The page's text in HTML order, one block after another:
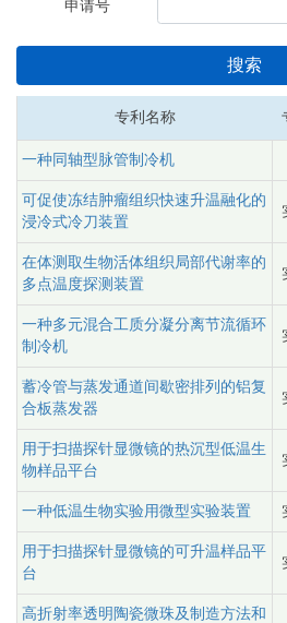
申请号
搜索
专利名称
一种同轴型脉管制冷机
可促使冻结肿瘤组织快速升温融化的
浸冷式冷刀装置
在体测取生物活体组织局部代谢率的
多点温度探测装置
一种多元混合工质分凝分离节流循环
制冷机
蓄冷管与蒸发通道间歇密排列的铝复
合板蒸发器
用于扫描探针显微镜的热沉型低温生
物样品平台
一种低温生物实验用微型实验装置
用于扫描探针显微镜的可升温样品平
台
高折射率透明陶瓷微珠及制造方法和